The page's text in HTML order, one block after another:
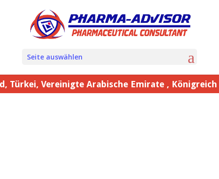
Seite auswählen
Arabische Emirate , Königreich Saudi-